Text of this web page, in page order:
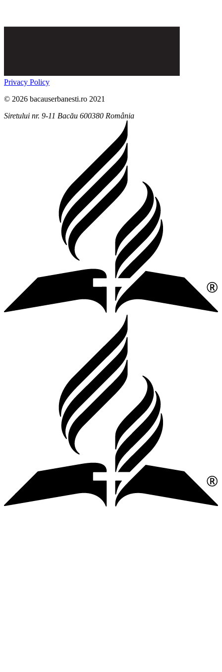
Privacy Policy
© 2026 bacauserbanesti.ro 2021
Siretului nr. 9-11 Bacău 600380 România